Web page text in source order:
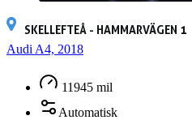
SKELLEFTEÅ - HAMMARVÄGEN 1
Audi A4, 2018
11945 mil
Automatisk